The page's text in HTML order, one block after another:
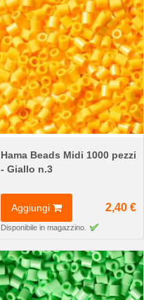
Hama Beads Midi 1000 pezzi
- Giallo n.3
Aggiungi 2,40 €
Disponibile in magazzino.